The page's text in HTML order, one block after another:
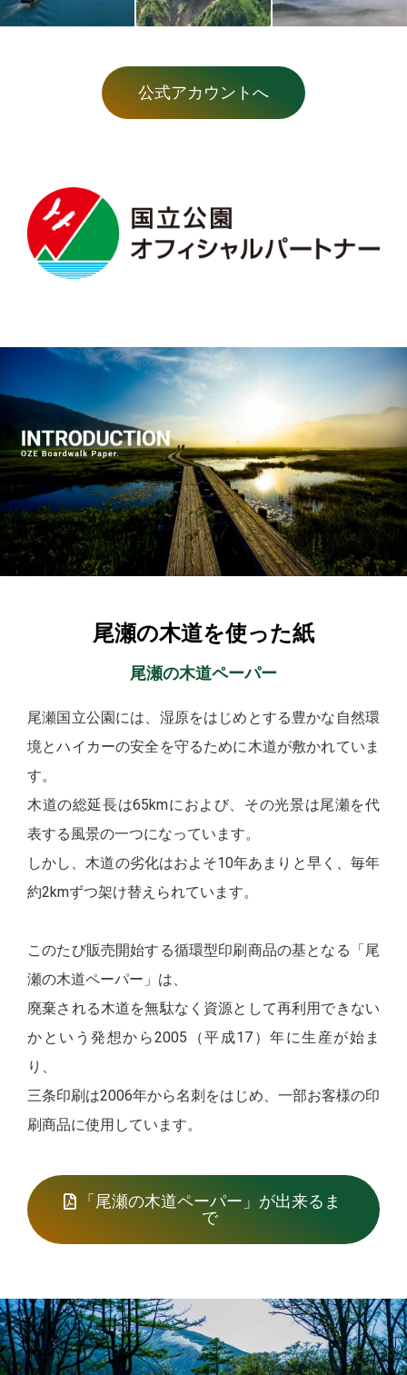
公式アカウントへ
尾瀬の木道を使った紙
尾瀬の木道ペーパー
尾瀬国立公園には、湿原をはじめとする豊かな自然環
境とハイカーの安全を守るために木道が敷かれていま
す。
木道の総延長は65kmにおよび、その光景は尾瀬を代
表する風景の一つになっています。
しかし、木道の劣化はおよそ10年あまりと早く、毎年
約2kmずつ架け替えられています。
このたび販売開始する循環型印刷商品の基となる「尾
瀬の木道ペーパー」は、
廃棄される木道を無駄なく資源として再利用できない
かという発想から2005（平成17）年に生産が始ま
り、
三条印刷は2006年から名刺をはじめ、一部お客様の印
刷商品に使用しています。
「尾瀬の木道ペーパー」が出来るま
で